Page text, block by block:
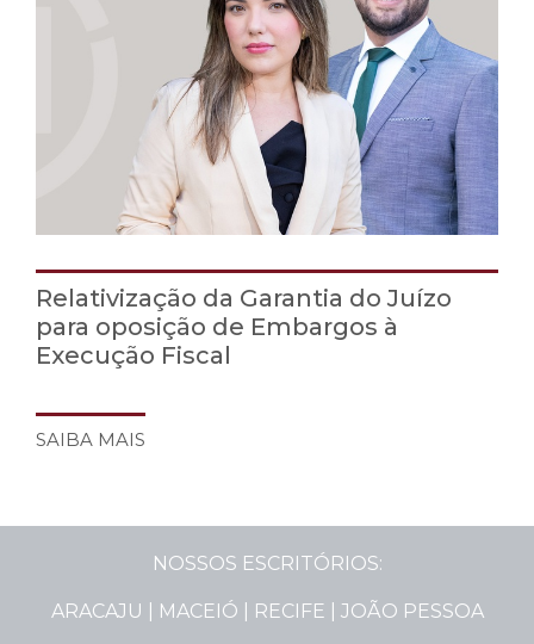
Relativização da Garantia do Juízo
para oposição de Embargos à
Execução Fiscal
SAIBA MAIS
NOSSOS ESCRITÓRIOS:
ARACAJU | MACEIÓ | RECIFE | JOÃO PESSOA